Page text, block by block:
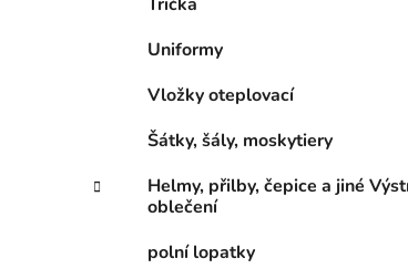
Uniformy
Vložky oteplovací
Šátky, šály, moskytiery
Helmy, přilby, čepice a jiné
oblečení
polní lopatky